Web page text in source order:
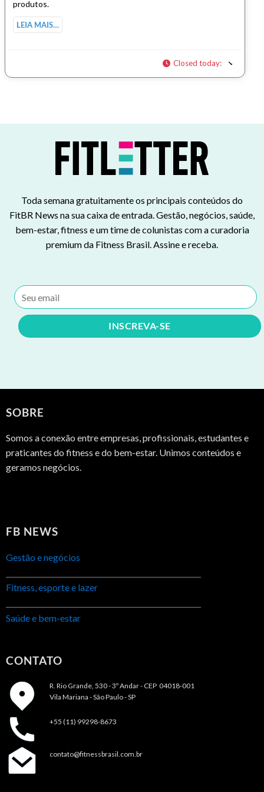
produtos.
LEIA MAIS…
Closed today:
Toda semana gratuitamente os principais conteúdos do
FitBR News na sua caixa de entrada. Gestão, negócios, saúde,
bem-estar, fitness e um time de colunistas com a curadoria
premium da Fitness Brasil. Assine e receba.
SOBRE
Somos a conexão entre empresas, profissionais, estudantes e
praticantes do fitness e do bem-estar. Unimos conteúdos e
geramos negócios.
FB NEWS
Gestão e negócios
Fitness, esporte e lazer
Saúde e bem-estar
CONTATO
R. Rio Grande, 530 - 3º Andar - CEP 04018-001
Vila Mariana - São Paulo - SP
+55 (11) 99298-8673
contato@fitnessbrasil.com.br